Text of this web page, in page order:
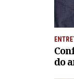
do